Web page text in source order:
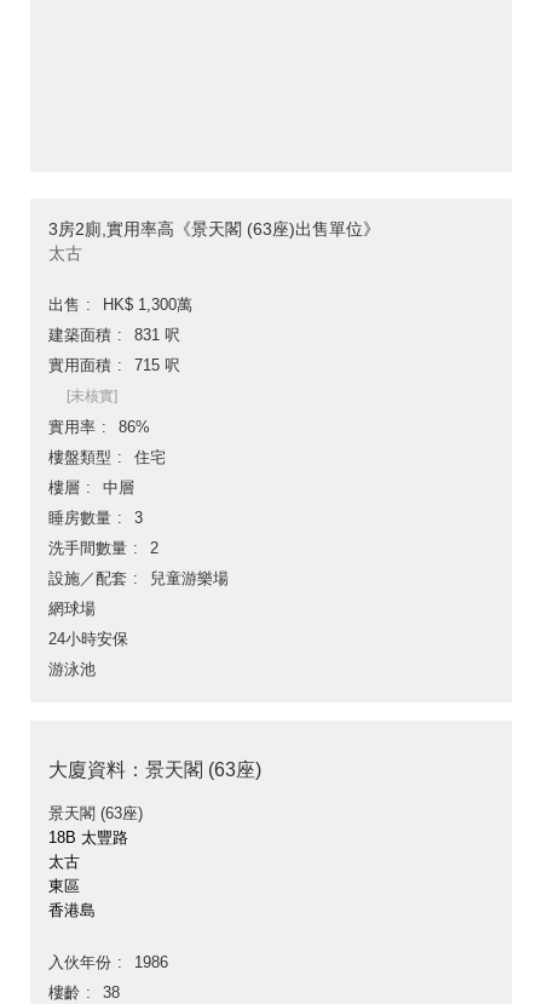
3房2廁,實用率高《景天閣 (63座)出售單位》
太古
出售
HK$ 1,300萬
建築面積
831 呎
實用面積
715 呎
[未核實]
實用率
86%
樓盤類型
住宅
樓層
中層
睡房數量
3
洗手間數量
2
設施／配套
兒童游樂場
網球場
24小時安保
游泳池
大廈資料：景天閣 (63座)
景天閣 (63座)
18B 太豐路
太古
東區
香港島
入伙年份
1986
樓齡
38